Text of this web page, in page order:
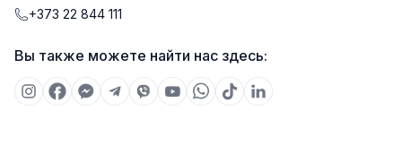
+373 22 844 111
Вы также можете найти нас здесь: